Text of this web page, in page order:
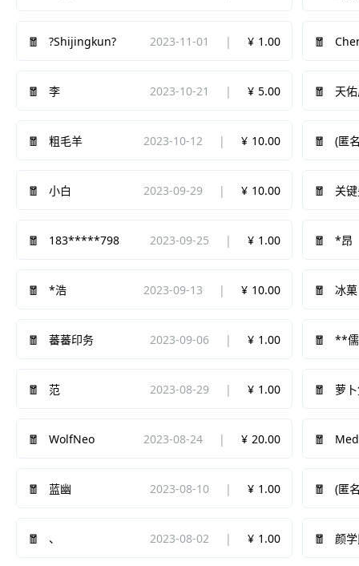
?Shijingkun? 2023-11-01 1.00
李 2023-10-21 5.00 天
粗毛羊 2023-10-12 10.00 (匿
小白 2023-09-29 10.00 关
183*****798 2023-09-25 1.00 *昂
*浩 2023-09-13 10.00 冰菓
蕃蕃印务 2023-09-06 1.00 **儒
范 2023-08-29 1.00 萝
WolfNeo 2023-08-24 20.00
蓝幽 2023-08-10 1.00 (匿
、 2023-08-02 1.00 颜